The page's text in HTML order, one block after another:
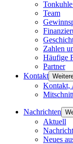
Team
Zahlen
Häufige
Partner
Kontakt
Kontakt,
Nachrichten
Aktuell
Neues